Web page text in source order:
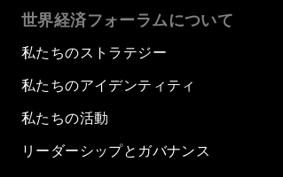
世界経済フォーラムについて
私たちのストラテジー
私たちのアイデンティティ
私たちの活動
リーダーシップとガバナンス